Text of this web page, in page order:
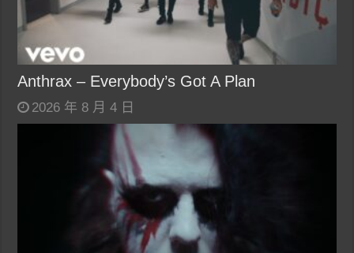
Anthrax – Everybody’s Got A Plan
2026 年 8 月 4 日